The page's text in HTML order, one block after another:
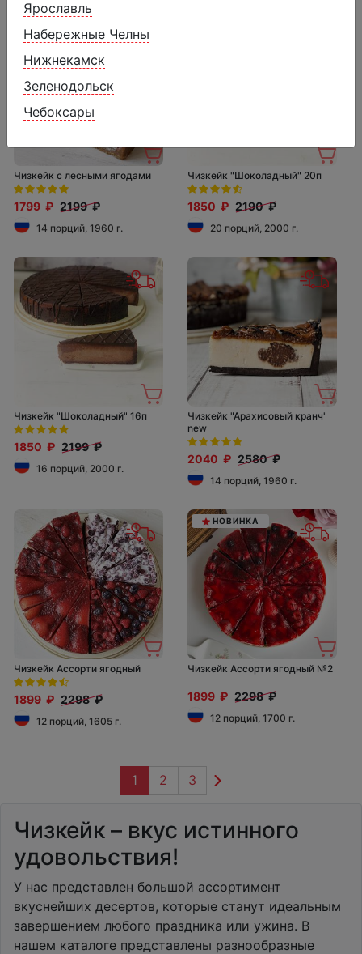
Ярославль
Набережные Челны
Нижнекамск
Зеленодольск
Чебоксары
Чизкейк с лесными ягодами
1799 ₽ 2199 ₽
14 порций, 1960 г.
Чизкейк "Шоколадный" 20п
1850 ₽ 2190 ₽
20 порций, 2000 г.
Чизкейк "Шоколадный" 16п
1850 ₽ 2199 ₽
16 порций, 2000 г.
Чизкейк "Арахисовый кранч"
new
2040 ₽ 2580 ₽
14 порций, 1960 г.
Чизкейк Ассорти ягодный
1899 ₽ 2298 ₽
12 порций, 1605 г.
НОВИНКА
Чизкейк Ассорти ягодный №2
1899 ₽ 2298 ₽
12 порций, 1700 г.
1 2 3
Чизкейк – вкус истинного
удовольствия!
У нас представлен большой ассортимент
вкуснейших десертов, которые станут идеальным
завершением любого праздника или ужина. В
нашем каталоге представлены разнообразные